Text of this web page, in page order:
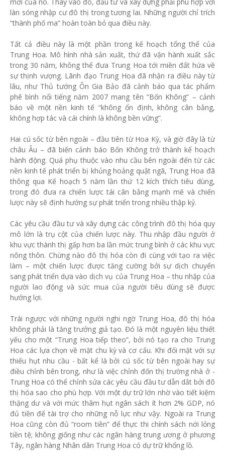
làn sóng nhập cư đô thị trong tương lai. Những người chỉ trích
“thành phố ma” hoàn toàn bỏ qua điều này.
Tất cả điều này là một phần trong kế hoạch tổng thể của
Trung Hoa. Mô hình nhà sản xuất, thứ đã vận hành xuất sắc
trong 30 năm, không thể đưa Trung Hoa tới miền đất hứa về
sự thịnh vượng. Lãnh đạo Trung Hoa đã nhận ra điều này từ
lâu, như Thủ tướng Ôn Gia Bảo đã cảnh báo qua tác phẩm
phê bình nổi tiếng năm 2007 mang tên “Bốn Không” – cảnh
báo về một nền kinh tế “không ổn định, không cân bằng,
không hợp tác và cái chính là không bền vững”.
Hai cú sốc từ bên ngoài – đầu tiên từ Hoa Kỳ, và giờ đây là từ
châu Âu – đã biến cảnh báo Bốn Không trở thành kế hoạch
hành động. Quá phụ thuộc vào nhu cầu bên ngoài đến từ các
nền kinh tế phát triển bị khủng hoảng quật ngã, Trung Hoa đã
thông qua Kế hoạch 5 năm lần thứ 12 kích thích tiêu dùng,
trong đó đưa ra chiến lược tái cân bằng mạnh mẽ và chiến
lược này sẽ định hướng sự phát triển trong nhiều thập kỷ.
Các yêu cầu đầu tư và xây dựng các công trình đô thị hóa quy
mô lớn là trụ cột của chiến lược này. Thu nhập đầu người ở
khu vực thành thị gấp hơn ba lần mức trung bình ở các khu vực
nông thôn. Chừng nào đô thị hóa còn đi cùng với tạo ra việc
làm – một chiến lược được tăng cường bởi sự dịch chuyển
sang phát triển dựa vào dịch vụ của Trung Hoa – thu nhập của
người lao động và sức mua của người tiêu dùng sẽ được
hưởng lợi.
Trái ngược với những người nghi ngờ Trung Hoa, đô thị hóa
không phải là tăng trưởng giả tạo. Đó là một nguyên liệu thiết
yếu cho một “Trung Hoa tiếp theo”, bởi nó tạo ra cho Trung
Hoa các lựa chọn về mặt chu kỳ và cơ cấu. Khi đối mặt với sự
thiếu hụt nhu cầu - bất kể là bởi cú sốc từ bên ngoài hay sự
điều chỉnh bên trong, như là việc chỉnh đốn thị trường nhà ở -
Trung Hoa có thể chỉnh sửa các yêu cầu đầu tư dẫn dắt bởi đô
thị hóa sao cho phù hợp. Với một dự trữ lớn nhờ vào tiết kiệm
thặng dư và với mức thâm hụt ngân sách ít hơn 2% GDP, nó
đủ tiền để tài trợ cho những nỗ lực như vậy. Ngoài ra Trung
Hoa cũng còn đủ “room tiền” để thực thi chính sách nới lỏng
tiền tệ; không giống như các ngân hàng trung ương ở phương
Tây, ngân hàng Nhân dân Trung Hoa có dự trữ khổng lồ.